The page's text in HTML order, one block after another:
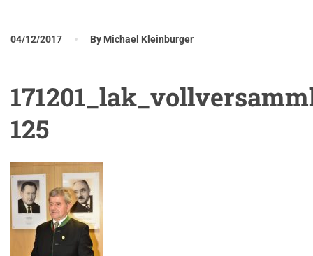
04/12/2017 By Michael Kleinburger
125